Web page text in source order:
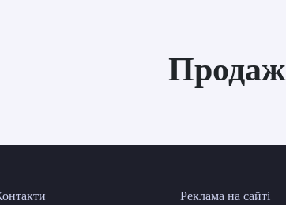
Продаж
Реклама на сайті